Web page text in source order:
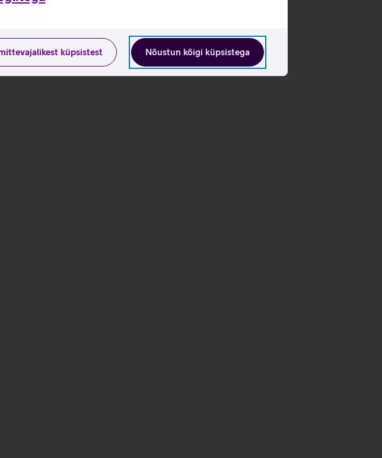
Nõustun kõigi küpsistega
küpsistest